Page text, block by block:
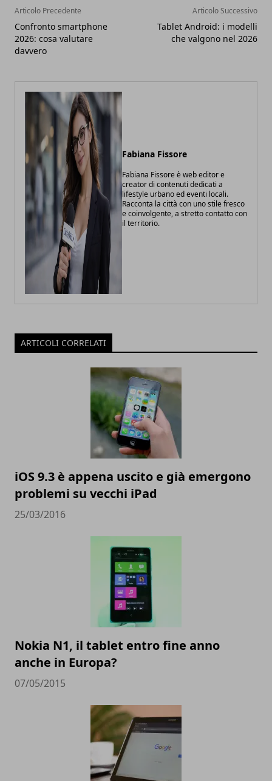
Articolo Precedente
Confronto smartphone
2026: cosa valutare
davvero
Articolo Successivo
Tablet Android: i modelli
che valgono nel 2026
Fabiana Fissore
Fabiana Fissore è web editor e
creator di contenuti dedicati a
lifestyle urbano ed eventi locali.
Racconta la città con uno stile fresco
e coinvolgente, a stretto contatto con
il territorio.
ARTICOLI CORRELATI
iOS 9.3 è appena uscito e già emergono
problemi su vecchi iPad
25/03/2016
Nokia N1, il tablet entro fine anno
anche in Europa?
07/05/2015